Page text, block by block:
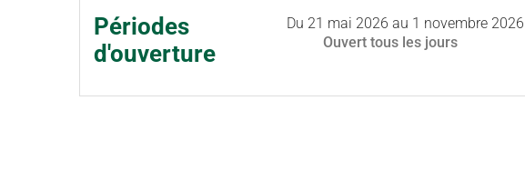
Périodes
d'ouverture
Du 21 mai 2026 au 1 novembre 2026
Ouvert tous les jours